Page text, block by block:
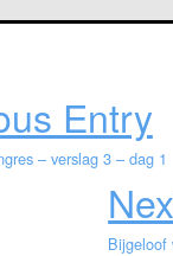
Entry
– verslag 3 – dag 1
Bijgeloof